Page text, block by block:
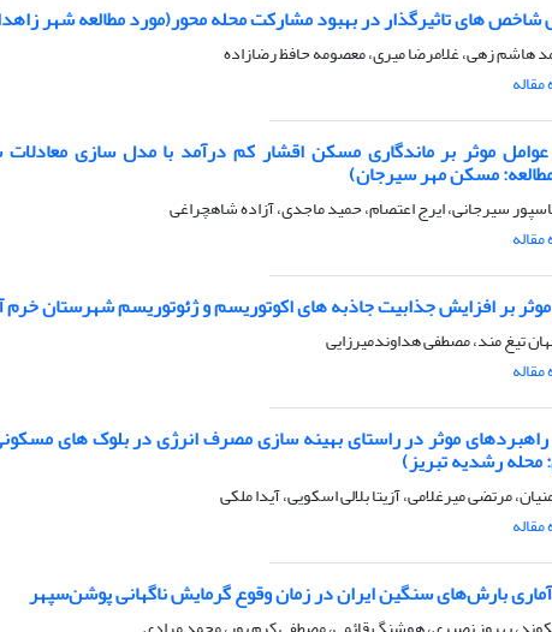
های تاثیرگذار در بهبود مشارکت محله محور(مورد مطالعه شهر
هاشم زهی، غلامرضا میری، معصومه حافظ رضازاده
موثر بر ماندگاری مسکن اقشار کم درآمد با مدل سازی معادلات
مسکن مهر سیرجان)
سیرجانی، ایرج اعتصام، حمید ماجدی، آزاده شاهچراغی
بر افزایش جذابیت جاذبه های اکوتوریسم و ژئوتوریسم شهرستان خرم
تیغ مند، مصطفی هداوندمیرزایی
موثر در راستای بهینه سازی مصرف انرژی در بلوک های
رشدیه تبریز)
مرتضی میرغلامی، آزیتا بلالی اسکویی، آیدا ملکی
بارش‌های سنگین ایران در زمان وقوع گرمایش ناگهانی پوشن‌سپهر